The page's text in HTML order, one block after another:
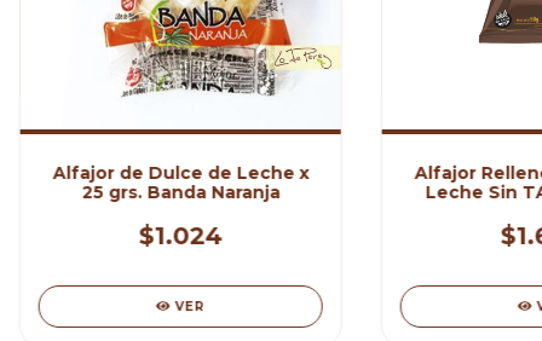
Alfajor de Dulce de Leche x
25 grs. Banda Naranja
$1.024
VER
Alfajor
Leche Sin